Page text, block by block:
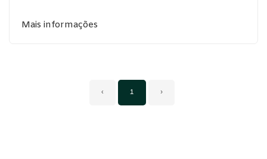
Mais informações
‹ 1 ›